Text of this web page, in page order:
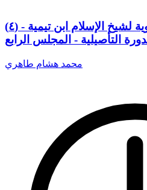
(٤) شرح رسالة الفتوى الحموية لشيخ الإسلام ابن تيمية -
التأصيلية - المجلس الرابع
محمد هشام طاهري